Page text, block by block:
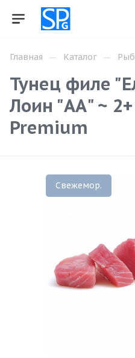
Главная — Каталог —
Тунец филе
Лоин "АА" ~ 2+
Premium
Свежемор.